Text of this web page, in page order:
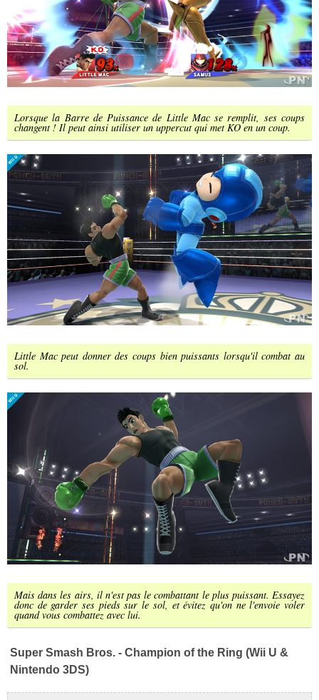
Lorsque la Barre de Puissance de Little Mac se remplit, ses coups
changent ! Il peut ainsi utiliser un uppercut qui met KO en un coup.
Little Mac peut donner des coups bien puissants lorsqu'il combat au
sol.
Mais dans les airs, il n'est pas le combattant le plus puissant. Essayez
donc de garder ses pieds sur le sol, et évitez qu'on ne l'envoie voler
quand vous combattez avec lui.
Super Smash Bros. - Champion of the Ring (Wii U &
Nintendo 3DS)